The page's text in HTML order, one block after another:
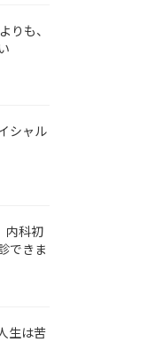
りも、
シャル
内科初
できま
生は苦